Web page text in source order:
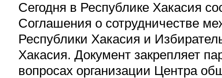
Сегодня в Республике Хакасия
Соглашения о сотрудничестве
Республики Хакасия и
Хакасия. Документ закрепляет
вопросах организации Центра